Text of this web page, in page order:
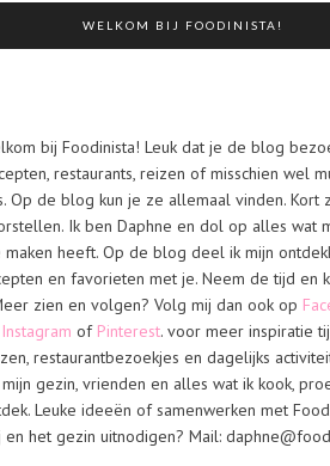
WELKOM BIJ FOODINISTA!
bij Foodinista! Leuk dat je de blog
restaurants, reizen of misschien wel
Op de blog kun je ze allemaal vinden. Kort
Ik ben Daphne en dol op alles wat
maken heeft. Op de blog deel ik mijn
en favorieten met je. Neem de tijd en
zien en volgen? Volg mij dan ook op
Instagram of Pinterest. voor meer inspiratie
restaurantbezoekjes en dagelijks
mijn gezin, vrienden en alles wat ik kook,
Leuke ideeën of samenwerken met
en het gezin uitnodigen? Mail: